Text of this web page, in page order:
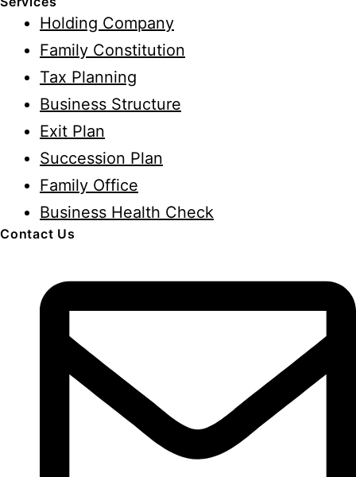
Employee
Benefit
Holding Company
Family Constitution
Tax Planning
Business Structure
Exit Plan
Succession Plan
Family Office
Business Health Check
Contact Us